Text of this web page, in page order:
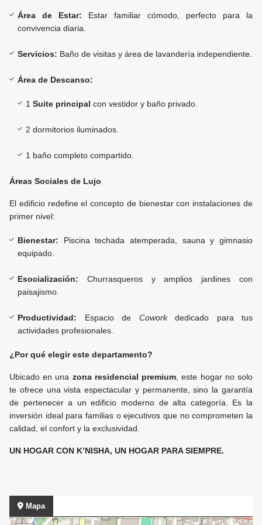
Área de Estar: Estar familiar cómodo, perfecto para la
convivencia diaria.
Servicios: Baño de visitas y área de lavandería independiente.
Área de Descanso:
1 Suite principal con vestidor y baño privado.
2 dormitorios iluminados.
1 baño completo compartido.
Áreas Sociales de Lujo
El edificio redefine el concepto de bienestar con instalaciones de
primer nivel:
Bienestar: Piscina techada atemperada, sauna y gimnasio
equipado.
Esocialización: Churrasqueros y amplios jardines con
paisajismo.
Productividad: Espacio de Coworkdedicado para tus
actividades profesionales.
¿Por qué elegir este departamento?
Ubicado en una zona residencial premium , este hogar no solo
te ofrece una vista espectacular y permanente, sino la garantía
de pertenecer a un edificio moderno de alta categoría. Es la
inversión ideal para familias o ejecutivos que no comprometen la
calidad, el confort y la exclusividad.
UN HOGAR CON K’NISHA, UN HOGAR PARA SIEMPRE.
Mapa